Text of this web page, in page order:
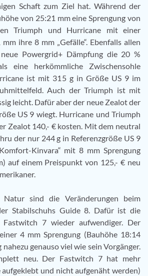
Schaft zum Ziel hat. Während der
von 25:21 mm eine Sprengung von
Triumph und Hurricane mit einer
ihre 8 mm „Gefälle“. Ebenfalls allen
Powergrid+ Dämpfung die 20 %
eine herkömmliche Zwischensohle
ist mit 315 g in Größe US 9 im
Auch der Triumph ist mit
leicht. Dafür aber der neue Zealot der
US 9 wiegt. Hurricane und Triumph
Zealot 140,- € kosten. Mit dem neutral
der nur 244 g in Referenzgröße US 9
Kinvara“ mit 8 mm Sprengung
auf einem Preispunkt von 125,- € neu
Natur sind die Veränderungen beim
Stabilschuhs Guide 8. Dafür ist die
Fastwitch 7 wieder aufwendiger. Der
4 mm Sprengung (Bauhöhe 18:14
genauso viel wie sein Vorgänger.
neu. Der Fastwitch 7 hat mehr
aufgeklebt und nicht aufgenäht werden)